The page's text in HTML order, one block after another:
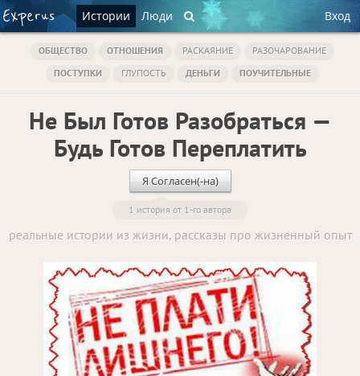
Истории Люди Вход
ОБЩЕСТВО ОТНОШЕНИЯ РАСКАЯНИЕ
РАЗОЧАРОВАНИЕ
ПОСТУПКИ
ГЛУПОСТЬ ДЕНЬГИ ПОУЧИТЕЛЬНЫЕ
Не Был Готов Разобраться —
Будь Готов Переплатить
Я Согласен(-на)
1 история от 1-го автора
реальные истории из жизни, рассказы про жизненный опыт